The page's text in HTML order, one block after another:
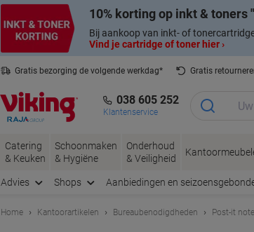
10% korting op inkt & toners
Bij aankoop van inkt- of
Vind je cartridge of toner hier ›
Gratis bezorging de volgende werkdag*
Gratis
038 605 252
Klantenservice
Catering
& Keuken
Schoonmaken
& Hygiëne
Onderhoud
& Veiligheid
Advies Shops Aanbiedingen en
Home Kantoorartikelen Bureaubenodigdheden Post-it